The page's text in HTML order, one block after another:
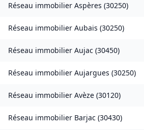
Réseau immobilier Aspères (30250)
Réseau immobilier Aubais (30250)
Réseau immobilier Aujac (30450)
Réseau immobilier Aujargues (30250)
Réseau immobilier Avèze (30120)
Réseau immobilier Barjac (30430)